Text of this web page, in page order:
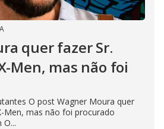
quer fazer Sr.
Men, mas não foi
O post Wagner Moura quer
Men, mas não foi procurado